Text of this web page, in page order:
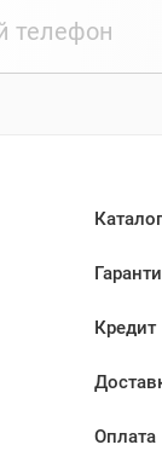
Каталог
Кредит
Оплата